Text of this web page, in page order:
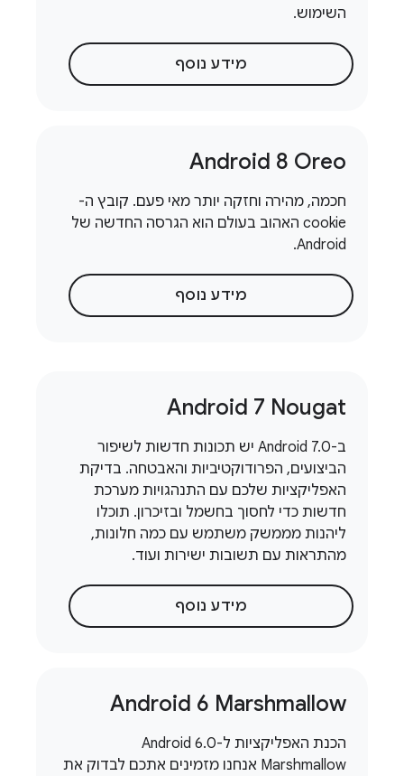
השימוש.
מידע נוסף
Android 8 Oreo
חכמה, מהירה וחזקה יותר מאי פעם. קובץ ה-
cookie האהוב בעולם הוא הגרסה החדשה של
Android.
מידע נוסף
Android 7 Nougat
ב-Android 7.0 יש תכונות חדשות לשיפור
הביצועים, הפרודוקטיביות והאבטחה. בדיקת
האפליקציות שלכם עם התנהגויות מערכת
חדשות כדי לחסוך בחשמל ובזיכרון. תוכלו
ליהנות מממשק משתמש עם כמה חלונות,
מהתראות עם תשובות ישירות ועוד.
מידע נוסף
Android 6 Marshmallow
הכנת האפליקציות ל-Android 6.0
Marshmallow אנחנו מזמינים אתכם לבדוק את